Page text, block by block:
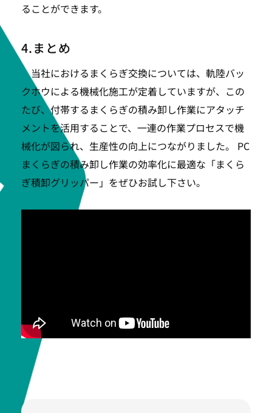
ることができます。
4.まとめ
当社におけるまくらぎ交換については、軌陸バッ
クホウによる機械化施工が定着していますが、この
たび、付帯するまくらぎの積み卸し作業にアタッチ
メントを活用することで、一連の作業プロセスで機
械化が図られ、生産性の向上につながりました。 PC
まくらぎの積み卸し作業の効率化に最適な「まくら
ぎ積卸グリッパー」をぜひお試し下さい。